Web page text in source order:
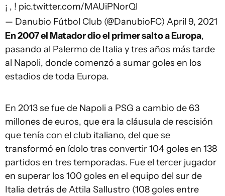
¡ , ! pic.twitter.com/MAUiPNorQI
— Danubio Fútbol Club (@DanubioFC) April 9, 2021
En 2007 el Matador dio el primer salto a Europa,
pasando al Palermo de Italia y tres años más tarde
al Napoli, donde comenzó a sumar goles en los
estadios de toda Europa.
En 2013 se fue de Napoli a PSG a cambio de 63
millones de euros, que era la cláusula de rescisión
que tenía con el club italiano, del que se
transformó en ídolo tras convertir 104 goles en 138
partidos en tres temporadas. Fue el tercer jugador
en superar los 100 goles en el equipo del sur de
Italia detrás de Attila Sallustro (108 goles entre